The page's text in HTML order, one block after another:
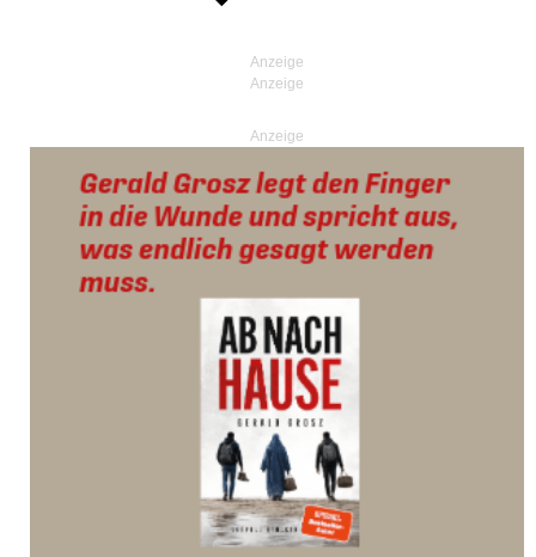
Anzeige